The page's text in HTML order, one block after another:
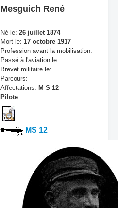
Mesguich René
Né le: 26 juillet 1874
Mort le: 17 octobre 1917
Profession avant la mobilisation:
Passé à l'aviation le:
Brevet militaire le:
Parcours:
Affectations: M S 12
Pilote
MS 12